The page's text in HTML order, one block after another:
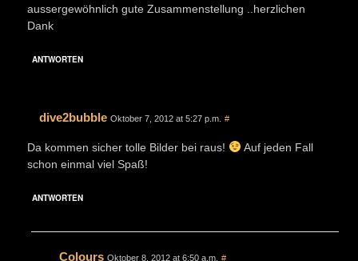
aussergewöhnlich gute Zusammenstellung ..herzlichen
Dank
ANTWORTEN
dive2bubble Oktober 7, 2012 at 5:27 p.m. #
Da kommen sicher tolle Bilder bei raus!
Auf jeden Fall
schon einmal viel Spaß!
ANTWORTEN
Colours Oktober 8, 2012 at 6:50 a.m. #